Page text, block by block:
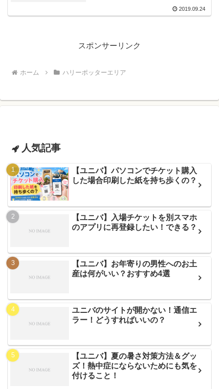
2019.09.24
スポンサーリンク
ホーム ハリーポッターエリア
人気記事
【ユニバ】パソコンでチケット購入
した場合印刷した紙を持ち歩くの？
【ユニバ】入場チケットを別スマホ
のアプリに再登録したい！できる？
【ユニバ】お年寄りの男性へのお土
産は何がいい？おすすめ4選
ユニバのサイトが開かない！通信エ
ラー！どうすればいいの？
【ユニバ】夏の暑さ対策方法＆グッ
ズ！熱中症にならないためにも気を
付けること！